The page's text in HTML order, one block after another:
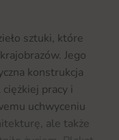
sztuki, które
Jego
konstrukcja
pracy i
uchwyceniu
ale także